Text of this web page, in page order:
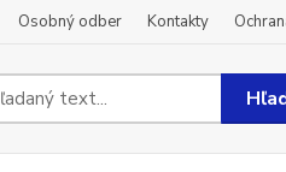
Osobný odber Kontakty